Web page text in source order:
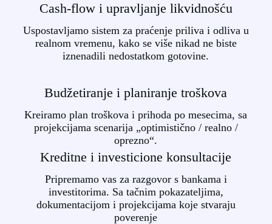
Cash-flow i upravljanje likvidnošću
Uspostavljamo sistem za praćenje priliva i odliva u
realnom vremenu, kako se više nikad ne biste
iznenadili nedostatkom gotovine.
Budžetiranje i planiranje troškova
Kreiramo plan troškova i prihoda po mesecima, sa
projekcijama scenarija „optimistično / realno /
oprezno“.
Kreditne i investicione konsultacije
Pripremamo vas za razgovor s bankama i
investitorima. Sa tačnim pokazateljima,
dokumentacijom i projekcijama koje stvaraju
poverenje